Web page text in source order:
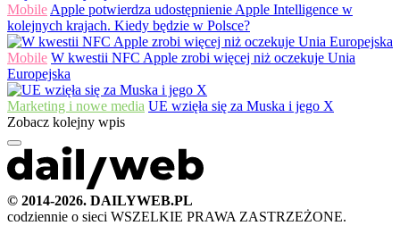
Mobile Apple potwierdza udostępnienie Apple Intelligence w
kolejnych krajach. Kiedy będzie w Polsce?
Mobile W kwestii NFC Apple zrobi więcej niż oczekuje Unia
Europejska
Marketing i nowe media UE wzięła się za Muska i jego X
Zobacz kolejny wpis
© 2014-2026. DAILYWEB.PL
codziennie o sieci WSZELKIE PRAWA ZASTRZEŻONE.